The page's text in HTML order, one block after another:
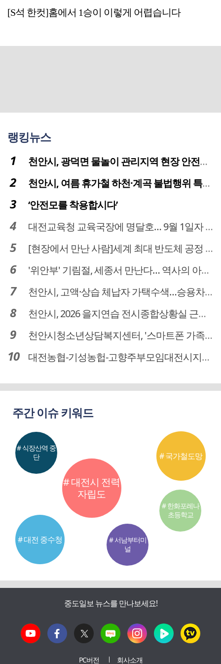
[S석 한컷]홈에서 1승이 이렇게 어렵습니다
랭킹뉴스
천안시, 광덕면 물놀이 관리지역 현장 안전점검 실시
천안시, 여름 휴가철 하천·계곡 불법행위 특별단속
‘안전모를 착용합시다’
대전교육청 교육국장에 명달호… 9월 1일자 181명 인사
[현장에서 만난 사람]세계 최대 반도체 공정 장비 제조 기업 ASML 한종호 매니저
'위안부' 기림절, 세종서 만난다… 역사의 아픔 치유, '평화의 장'
천안시, 고액·상습 체납자 가택수색…승용차 압류·공매 착수
천안시, 2026 을지연습 전시종합상황실 근무자 사전교육
천안시청소년상담복지센터, '스마트폰 가족치유캠프' 운영
대전농협-기성농헙-고향주부모임대전시지회, 이심점심 중식지원 봉사활동
주간 이슈 키워드
# 대전시 전력
자립도
# 대전 중수청
# 국가철도망
# 식장산역 중
단
# 서남부터미
널
# 한화포레나
초등학교
중도일보 뉴스를 만나보세요!
PC버전 회사소개